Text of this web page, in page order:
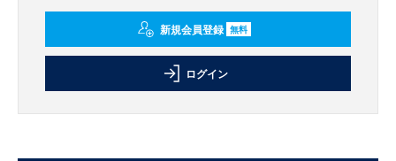
新規会員登録 無料
ログイン